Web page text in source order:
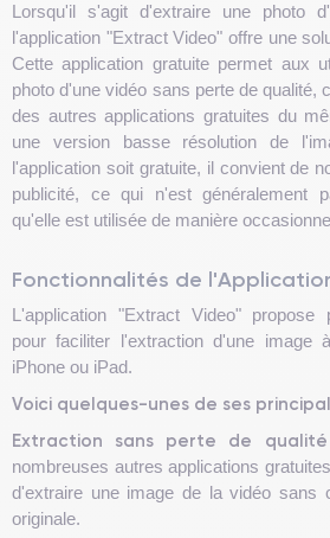
Lorsqu'il s'agit d'extraire une photo
l'application "Extract Video" offre une
Cette application gratuite permet aux
photo d'une vidéo sans perte de qualité,
des autres applications gratuites du
une version basse résolution de
l'application soit gratuite, il convient de
publicité, ce qui n'est généralement
qu'elle est utilisée de manière
Fonctionnalités de
L'application "Extract Video" propose
pour faciliter l'extraction d'une image
iPhone ou iPad.
Voici quelques-unes de ses
Extraction sans perte de
nombreuses autres applications
d'extraire une image de la vidéo sans
originale.